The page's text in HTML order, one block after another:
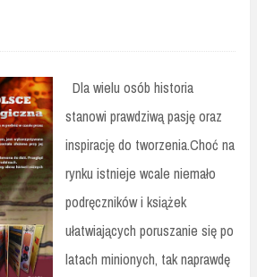
Dla wielu osób historia
stanowi prawdziwą pasję oraz
inspirację do tworzenia.Choć na
rynku istnieje wcale niemało
podręczników i książek
ułatwiających poruszanie się po
latach minionych, tak naprawdę